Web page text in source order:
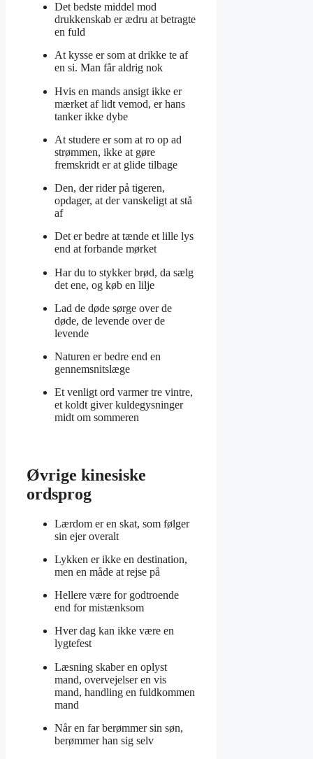
Det bedste middel mod
drukkenskab er ædru at betragte
en fuld
At kysse er som at drikke te af
en si. Man får aldrig nok
Hvis en mands ansigt ikke er
mærket af lidt vemod, er hans
tanker ikke dybe
At studere er som at ro op ad
strømmen, ikke at gøre
fremskridt er at glide tilbage
Den, der rider på tigeren,
opdager, at der vanskeligt at stå
af
Det er bedre at tænde et lille lys
end at forbande mørket
Har du to stykker brød, da sælg
det ene, og køb en lilje
Lad de døde sørge over de
døde, de levende over de
levende
Naturen er bedre end en
gennemsnitslæge
Et venligt ord varmer tre vintre,
et koldt giver kuldegysninger
midt om sommeren
Øvrige kinesiske
ordsprog
Lærdom er en skat, som følger
sin ejer overalt
Lykken er ikke en destination,
men en måde at rejse på
Hellere være for godtroende
end for mistænksom
Hver dag kan ikke være en
lygtefest
Læsning skaber en oplyst
mand, overvejelser en vis
mand, handling en fuldkommen
mand
Når en far berømmer sin søn,
berømmer han sig selv